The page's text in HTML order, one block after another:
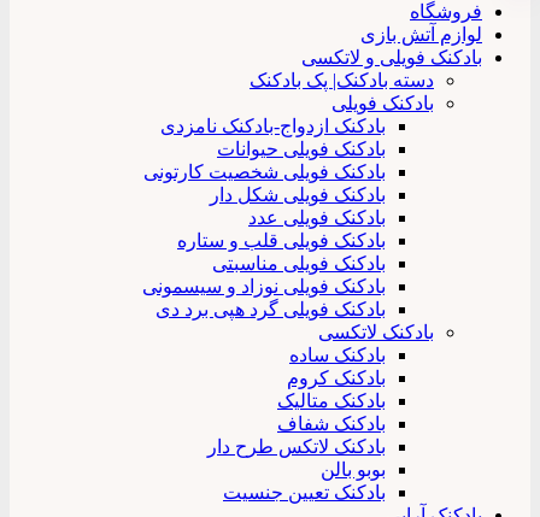
فروشگاه
لوازم آتش بازی
بادکنک فویلی و لاتکسی
دسته بادکنک| پک بادکنک
بادکنک فویلی
بادکنک ازدواج-بادکنک نامزدی
بادکنک فویلی حیوانات
بادکنک فویلی شخصیت کارتونی
بادکنک فویلی شکل دار
بادکنک فویلی عدد
بادکنک فویلی قلب و ستاره
بادکنک فویلی مناسبتی
بادکنک فویلی نوزاد و سیسمونی
بادکنک فویلی گرد هپی برد دی
بادکنک لاتکسی
بادکنک ساده
بادکنک کروم
بادکنک متالیک
بادکنک شفاف
بادکنک لاتکس طرح دار
بوبو بالن
بادکنک تعیین جنسیت